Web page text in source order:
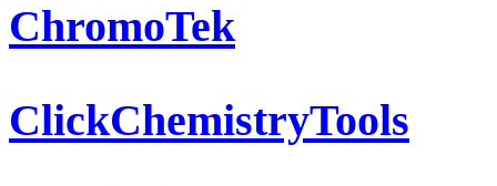
ChromoTek
ClickChemistryTools